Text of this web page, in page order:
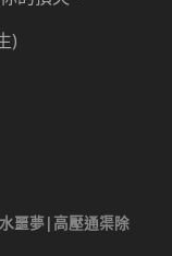
)
噩夢|高壓通渠除